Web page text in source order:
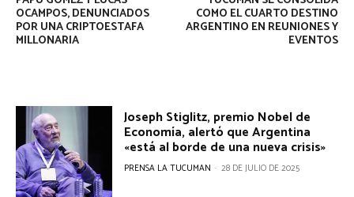
OCAMPOS, DENUNCIADOS
POR UNA CRIPTOESTAFA
MILLONARIA
COMO EL CUARTO DESTINO
ARGENTINO EN REUNIONES Y
EVENTOS
Joseph Stiglitz, premio Nobel de
Economía, alertó que Argentina
«está al borde de una nueva crisis»
PRENSA LA TUCUMAN - 28 DE JULIO DE 2025